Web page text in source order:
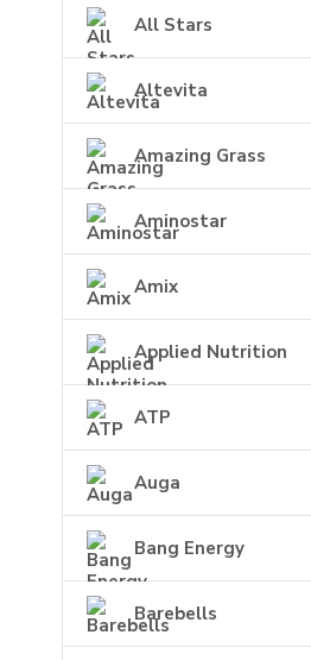
All Stars
Altevita
Amazing Grass
Aminostar
Amix
Applied Nutrition
ATP
Auga
Bang Energy
Barebells